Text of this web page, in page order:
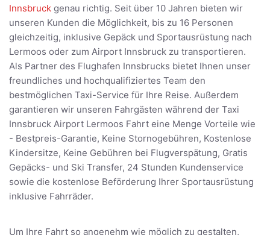
Innsbruck genau richtig. Seit über 10 Jahren bieten wir
unseren Kunden die Möglichkeit, bis zu 16 Personen
gleichzeitig, inklusive Gepäck und Sportausrüstung nach
Lermoos oder zum Airport Innsbruck zu transportieren.
Als Partner des Flughafen Innsbrucks bietet Ihnen unser
freundliches und hochqualifiziertes Team den
bestmöglichen Taxi-Service für Ihre Reise. Außerdem
garantieren wir unseren Fahrgästen während der Taxi
Innsbruck Airport Lermoos Fahrt eine Menge Vorteile wie
- Bestpreis-Garantie, Keine Stornogebühren, Kostenlose
Kindersitze, Keine Gebühren bei Flugverspätung, Gratis
Gepäcks- und Ski Transfer, 24 Stunden Kundenservice
sowie die kostenlose Beförderung Ihrer Sportausrüstung
inklusive Fahrräder.
Um Ihre Fahrt so angenehm wie möglich zu gestalten,